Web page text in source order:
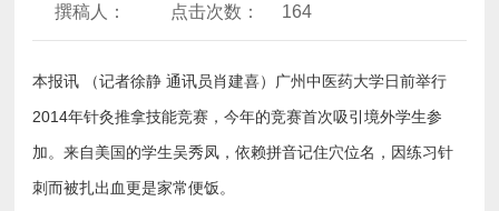
撰稿人：
点击次数： 164
本报讯 （记者徐静 通讯员肖建喜）广州中医药大学日前举行
2014年针灸推拿技能竞赛，今年的竞赛首次吸引境外学生参
加。来自美国的学生吴秀凤，依赖拼音记住穴位名，因练习针
刺而被扎出血更是家常便饭。